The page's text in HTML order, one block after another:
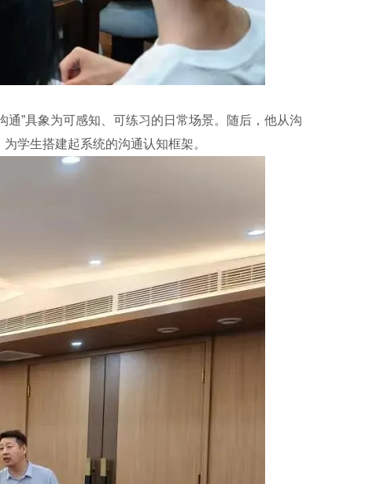
通”具象为可感知、可练习的日常场景。随后，他从沟
学生搭建起系统的沟通认知框架。